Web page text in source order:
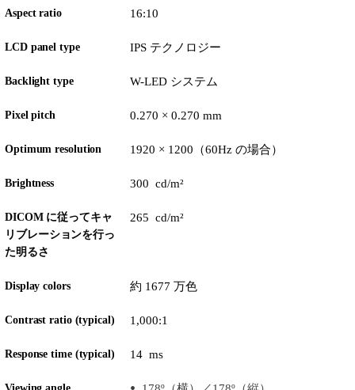
Aspect ratio 16:10
LCD panel type IPS テクノロジー
Backlight type W-LED システム
Pixel pitch 0.270 × 0.270 mm
Optimum resolution 1920 × 1200（60Hz の場合）
Brightness 300 cd/m²
DICOM に従ってキャ
リブレーションを行っ
た明るさ
265 cd/m²
Display colors 約 1677 万色
Contrast ratio (typical) 1,000:1
Response time (typical) 14 ms